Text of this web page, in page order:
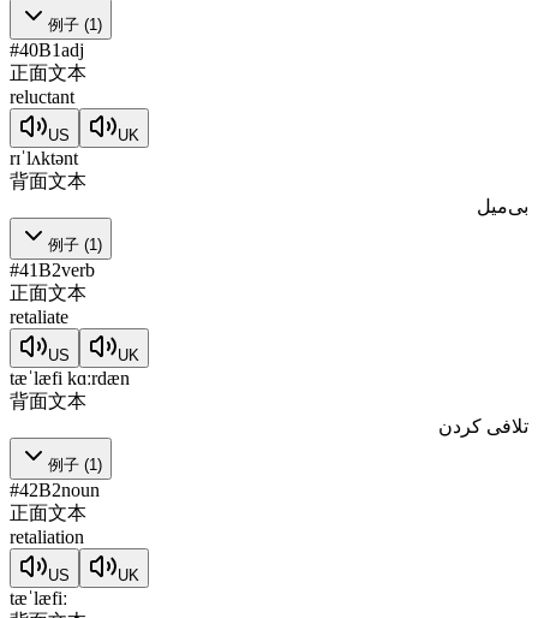
例子 (1)
#40B1adj
正面文本
reluctant
US UK
rɪˈlʌktənt
背面文本
بی‌میل
例子 (1)
#41B2verb
正面文本
retaliate
US UK
tæˈlæfi kɑːrdæn
背面文本
تلافی کردن
例子 (1)
#42B2noun
正面文本
retaliation
US UK
tæˈlæfiː